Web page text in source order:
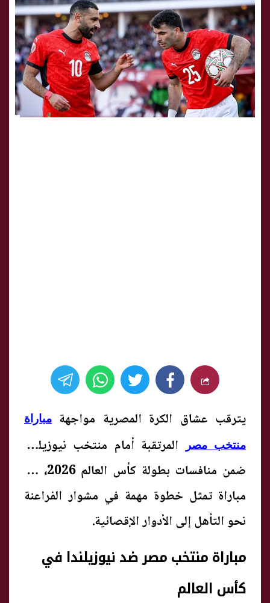
يترقب عشاق الكرة المصرية مواجهة مباراة
منتخب مصر المرتقبة أمام منتخب نيوزيلندا
ضمن منافسات بطولة كأس العالم 2026، في
مباراة تمثل خطوة مهمة في مشوار الفراعنة
نحو التأهل إلى الأدوار الإقصائية.
مباراة منتخب مصر ضد نيوزيلندا في
كأس العالم